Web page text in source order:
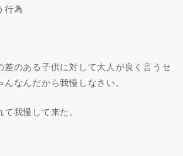
行為
差のある子供に対して大人が良く言うセ
なんだから我慢しなさい。
我慢して来た。